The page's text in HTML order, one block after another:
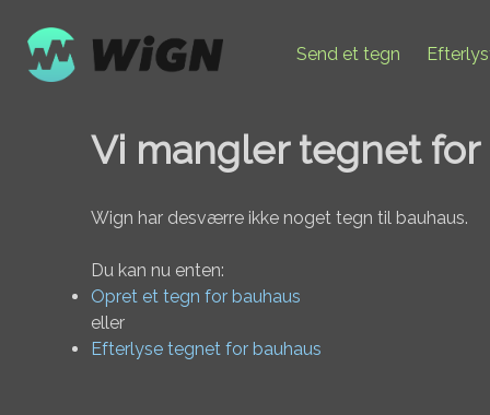
Send et tegn
Vi mangler tegnet for
Wign har desværre ikke noget tegn til bauhaus.
Du kan nu enten:
Opret et tegn for bauhaus
eller
Efterlyse tegnet for bauhaus